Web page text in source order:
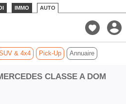
IMMO AUTO
& 4x4 Pick-Up Annuaire
CLASSE A DOM